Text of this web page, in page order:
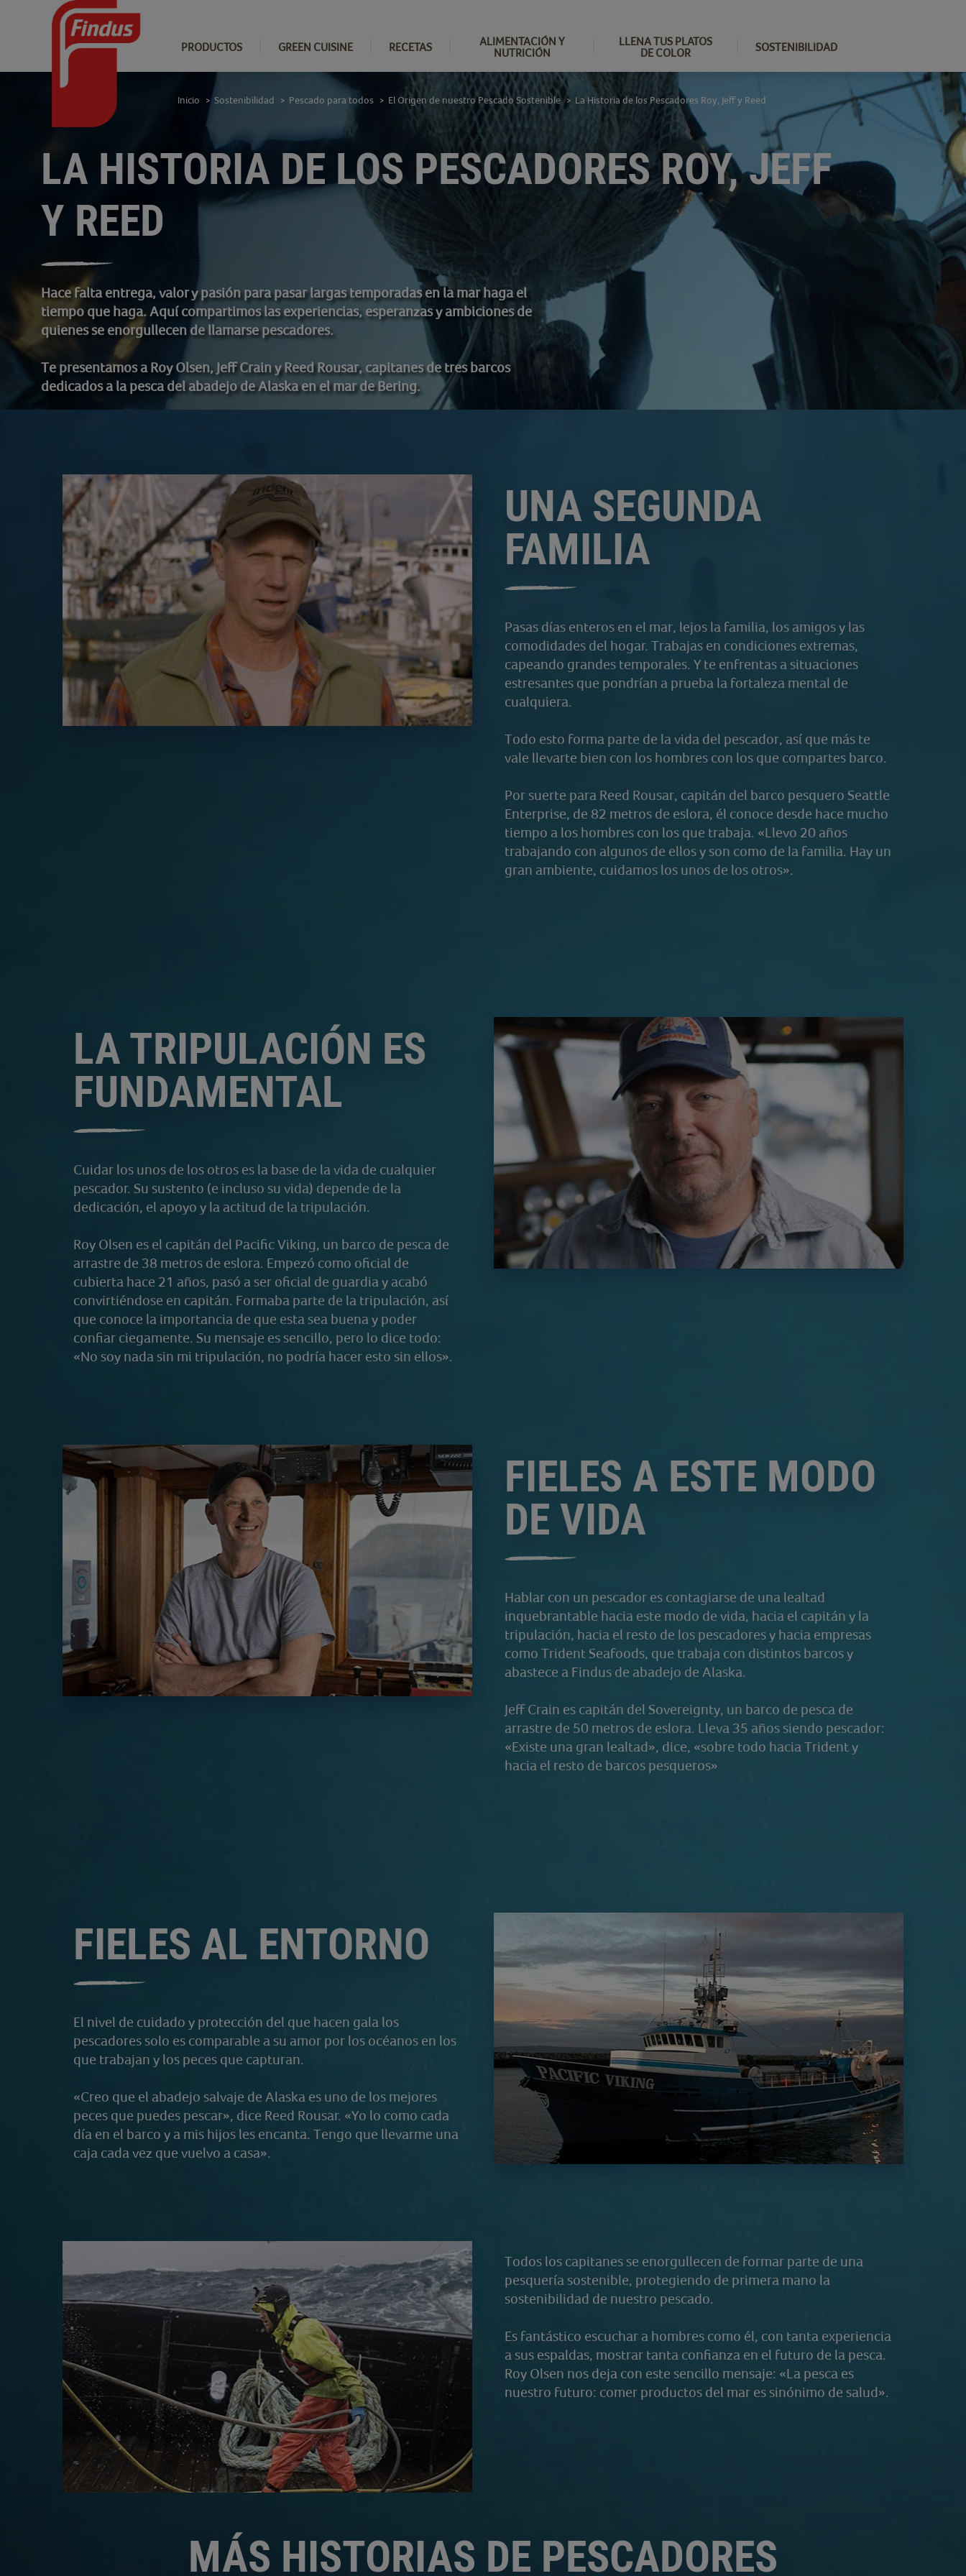
PRODUCTOS GREEN CUISINE RECETAS
ALIMENTACIÓN Y
NUTRICIÓN
LLENA TUS PLATOS
DE COLOR
SOSTENIBILIDAD
LA HISTORIA DE LOS PESCADORES ROY, JEFF
Y REED
Hace falta entrega, valor y pasión para pasar largas temporadas en la mar haga el
tiempo que haga. Aquí compartimos las experiencias, esperanzas y ambiciones de
quienes se enorgullecen de llamarse pescadores.
Te presentamos a Roy Olsen, Jeff Crain y Reed Rousar, capitanes de tres barcos
dedicados a la pesca del abadejo de Alaska en el mar de Bering.
Inicio > Sostenibilidad > Pescado para todos > El Origen de nuestro Pescado Sostenible > La Historia de los Pescadores Roy, Jeff y Reed
UNA SEGUNDA
FAMILIA
Pasas días enteros en el mar, lejos la familia, los amigos y las
comodidades del hogar. Trabajas en condiciones extremas,
capeando grandes temporales. Y te enfrentas a situaciones
estresantes que pondrían a prueba la fortaleza mental de
cualquiera.
Todo esto forma parte de la vida del pescador, así que más te
vale llevarte bien con los hombres con los que compartes barco.
Por suerte para Reed Rousar, capitán del barco pesquero Seattle
Enterprise, de 82 metros de eslora, él conoce desde hace mucho
tiempo a los hombres con los que trabaja. «Llevo 20 años
trabajando con algunos de ellos y son como de la familia. Hay un
gran ambiente, cuidamos los unos de los otros».
LA TRIPULACIÓN ES
FUNDAMENTAL
Cuidar los unos de los otros es la base de la vida de cualquier
pescador. Su sustento (e incluso su vida) depende de la
dedicación, el apoyo y la actitud de la tripulación.
Roy Olsen es el capitán del Pacific Viking, un barco de pesca de
arrastre de 38 metros de eslora. Empezó como oficial de
cubierta hace 21 años, pasó a ser oficial de guardia y acabó
convirtiéndose en capitán. Formaba parte de la tripulación, así
que conoce la importancia de que esta sea buena y poder
confiar ciegamente. Su mensaje es sencillo, pero lo dice todo:
«No soy nada sin mi tripulación, no podría hacer esto sin ellos».
FIELES A ESTE MODO
DE VIDA
Hablar con un pescador es contagiarse de una lealtad
inquebrantable hacia este modo de vida, hacia el capitán y la
tripulación, hacia el resto de los pescadores y hacia empresas
como Trident Seafoods, que trabaja con distintos barcos y
abastece a Findus de abadejo de Alaska.
Jeff Crain es capitán del Sovereignty, un barco de pesca de
arrastre de 50 metros de eslora. Lleva 35 años siendo pescador:
«Existe una gran lealtad», dice, «sobre todo hacia Trident y
hacia el resto de barcos pesqueros»
FIELES AL ENTORNO
El nivel de cuidado y protección del que hacen gala los
pescadores solo es comparable a su amor por los océanos en los
que trabajan y los peces que capturan.
«Creo que el abadejo salvaje de Alaska es uno de los mejores
peces que puedes pescar», dice Reed Rousar. «Yo lo como cada
día en el barco y a mis hijos les encanta. Tengo que llevarme una
caja cada vez que vuelvo a casa».
Todos los capitanes se enorgullecen de formar parte de una
pesquería sostenible, protegiendo de primera mano la
sostenibilidad de nuestro pescado.
Es fantástico escuchar a hombres como él, con tanta experiencia
a sus espaldas, mostrar tanta confianza en el futuro de la pesca.
Roy Olsen nos deja con este sencillo mensaje: «La pesca es
nuestro futuro: comer productos del mar es sinónimo de salud».
MÁS HISTORIAS DE PESCADORES